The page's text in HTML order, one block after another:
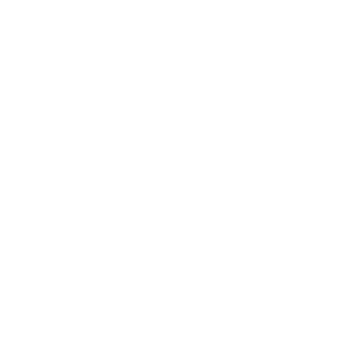
de Corrente Dupla
de Dentes Internos
para Corrente de Transmissão
Internos